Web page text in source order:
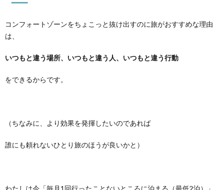
コンフォートゾーンをちょこっと抜け出すのに旅がおすすめな理由
は、
いつもと違う場所、いつもと違う人、いつもと違う行動
をできるからです。
（ちなみに、より効果を発揮したいのであれば
誰にも頼れないひとり旅のほうが良いかと）
わたしは今「毎月1回行ったことないところに泊まる（最低2泊）」